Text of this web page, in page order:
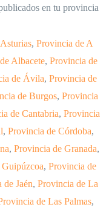
en tu provincia
, Provincia de A
Albacete, Provincia de
de Ávila, Provincia de
de Burgos, Provincia
de Cantabria, Provincia
, Provincia de Córdoba,
, Provincia de Granada,
, Provincia de
de Jaén, Provincia de La
de Las Palmas,